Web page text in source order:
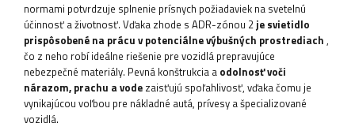
normami potvrdzuje splnenie prísnych požiadaviek na svetelnú
účinnosť a životnosť. Vďaka zhode s ADR-zónou 2je svietidlo
prispôsobené na prácu v potenciálne výbušných prostrediach ,
čo z neho robí ideálne riešenie pre vozidlá prepravujúce
nebezpečné materiály. Pevná konštrukcia a odolnosť voči
nárazom, prachu a vode zaisťujú spoľahlivosť, vďaka čomu je
vynikajúcou voľbou pre nákladné autá, prívesy a špecializované
vozidlá.